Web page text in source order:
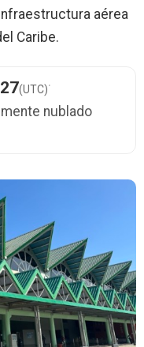
aérea
Caribe.
(UTC)·
nublado